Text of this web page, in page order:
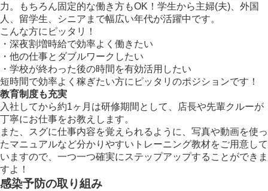
力。もちろん固定的な働き方もOK！学生から主婦(夫)、外国
人、留学生、シニアまで幅広い年代が活躍中です。
こんな方にピッタリ！
・深夜割増時給で効率よく働きたい
・他の仕事とダブルワークしたい
・学校が終わった後の時間を有効活用したい
短時間で効率よく稼ぎたい方にピッタリのポジションです！
教育制度も充実
入社してから約1ヶ月は研修期間として、店長や先輩クルーが
丁寧にお仕事をお教えします。
また、スグに仕事内容を覚えられるように、写真や動画を使っ
たマニュアルなど分かりやすいトレーニング教材をご用意して
いますので、一つ一つ確実にステップアップすることができま
すよ！
感染予防の取り組み